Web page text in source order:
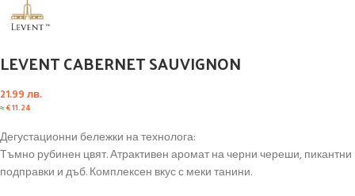
LEVENT CABERNET SAUVIGNON
21.99 лв.
≈€11.24
Дегустационни бележки на технолога:
Тъмно рубинен цвят. Атрактивен аромат на черни череши, пикантни
подправки и дъб. Комплексен вкус с меки танини.